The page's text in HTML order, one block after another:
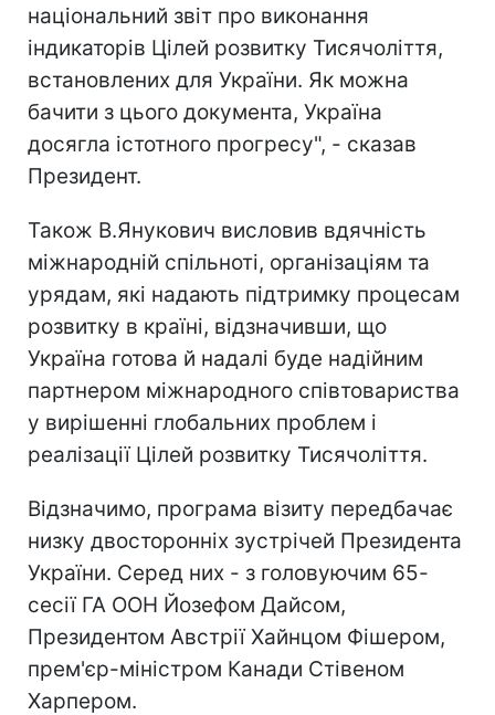
національний звіт про виконання
індикаторів Цілей розвитку Тисячоліття,
встановлених для України. Як можна
бачити з цього документа, Україна
досягла істотного прогресу", - сказав
Президент.
Також В.Янукович висловив вдячність
міжнародній спільноті, організаціям та
урядам, які надають підтримку процесам
розвитку в країні, відзначивши, що
Україна готова й надалі буде надійним
партнером міжнародного співтовариства
у вирішенні глобальних проблем і
реалізації Цілей розвитку Тисячоліття.
Відзначимо, програма візиту передбачає
низку двосторонніх зустрічей Президента
України. Серед них - з головуючим 65-
сесії ГА ООН Йозефом Дайсом,
Президентом Австрії Хайнцом Фішером,
прем'єр-міністром Канади Стівеном
Харпером.